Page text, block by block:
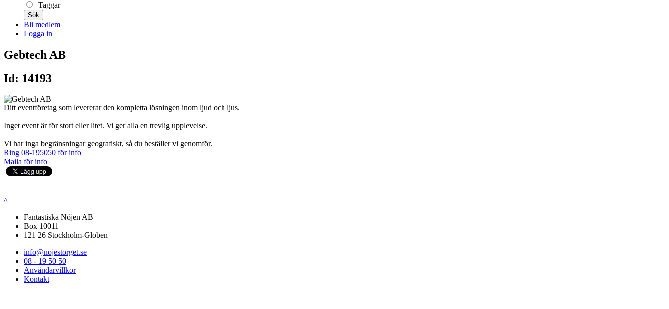
Taggar
Sök
Bli medlem
Logga in
Gebtech AB
Id: 14193
Ditt eventföretag som levererar den kompletta lösningen inom ljud och ljus.
Inget event är för stort eller litet. Vi ger alla en trevlig upplevelse.
Vi har inga begränsningar geografiskt, så du beställer vi genomför.
Ring 08-195050 för info
Maila för info
^
Fantastiska Nöjen AB
Box 10011
121 26 Stockholm-Globen
info@nojestorget.se
08 - 19 50 50
Användarvillkor
Kontakt